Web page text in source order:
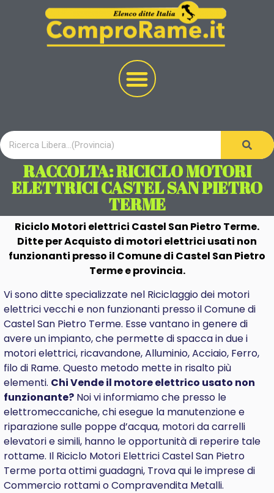
RACCOLTA: RICICLO MOTORI
ELETTRICI CASTEL SAN PIETRO
TERME
Riciclo Motori elettrici Castel San Pietro Terme.
Ditte per Acquisto di motori elettrici usati non
funzionanti presso il Comune di Castel San Pietro
Terme e provincia.
Vi sono ditte specializzate nel Riciclaggio dei motori
elettrici vecchi e non funzionanti presso il Comune di
Castel San Pietro Terme. Esse vantano in genere di
avere un impianto, che permette di spacca in due i
motori elettrici, ricavandone, Alluminio, Acciaio, Ferro,
filo di Rame. Questo metodo mette in risalto più
elementi. Chi Vende il motore elettrico usato non
funzionante? Noi vi informiamo che presso le
elettromeccaniche, chi esegue la manutenzione e
riparazione sulle poppe d’acqua, motori da carrelli
elevatori e simili, hanno le opportunità di reperire tale
rottame. Il Riciclo Motori Elettrici Castel San Pietro
Terme porta ottimi guadagni, Trova qui le imprese di
Commercio rottami o Compravendita Metalli.